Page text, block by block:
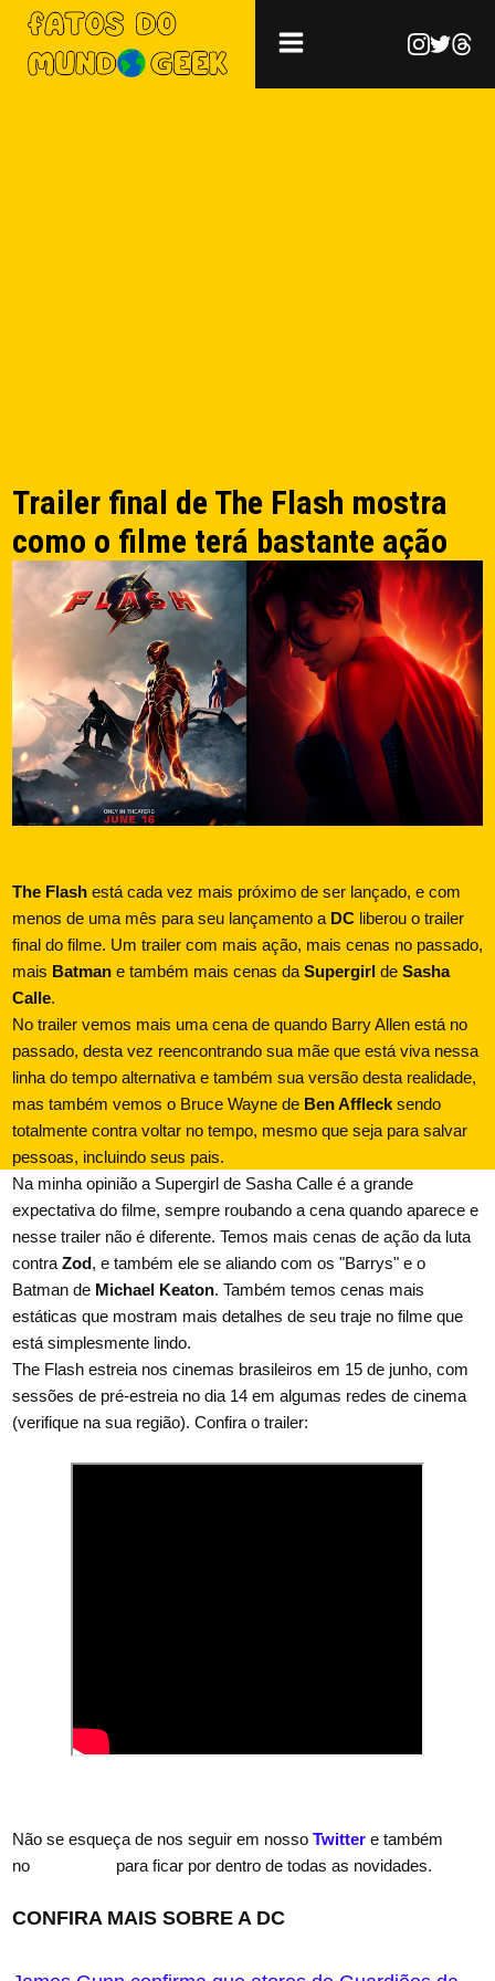
Trailer final de The Flash mostra
como o filme terá bastante ação
The Flash está cada vez mais próximo de ser lançado, e com
menos de uma mês para seu lançamento a DC liberou o trailer
final do filme. Um trailer com mais ação, mais cenas no passado,
mais Batmane também mais cenas daSupergirl deSasha
Calle.
No trailer vemos mais uma cena de quando Barry Allen está no
passado, desta vez reencontrando sua mãe que está viva nessa
linha do tempo alternativa e também sua versão desta realidade,
mas também vemos o Bruce Wayne de Ben Affleck sendo
totalmente contra voltar no tempo, mesmo que seja para salvar
pessoas, incluindo seus pais.
Na minha opinião a Supergirl de Sasha Calle é a grande
expectativa do filme, sempre roubando a cena quando aparece e
nesse trailer não é diferente. Temos mais cenas de ação da luta
contraZod, e também ele se aliando com os "Barrys" e o
Batman de Michael Keaton. Também temos cenas mais
estáticas que mostram mais detalhes de seu traje no filme que
está simplesmente lindo.
The Flash estreia nos cinemas brasileiros em 15 de junho, com
sessões de pré-estreia no dia 14 em algumas redes de cinema
(verifique na sua região). Confira o trailer:
Não se esqueça de nos seguir em nossoTwitter e também
no
para ficar por dentro de todas as novidades.
CONFIRA MAIS SOBRE A DC